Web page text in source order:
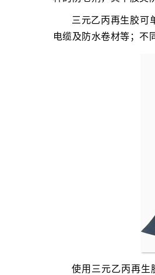
三元乙丙再生胶可
电缆及防水卷材等；不
使用三元乙丙再生